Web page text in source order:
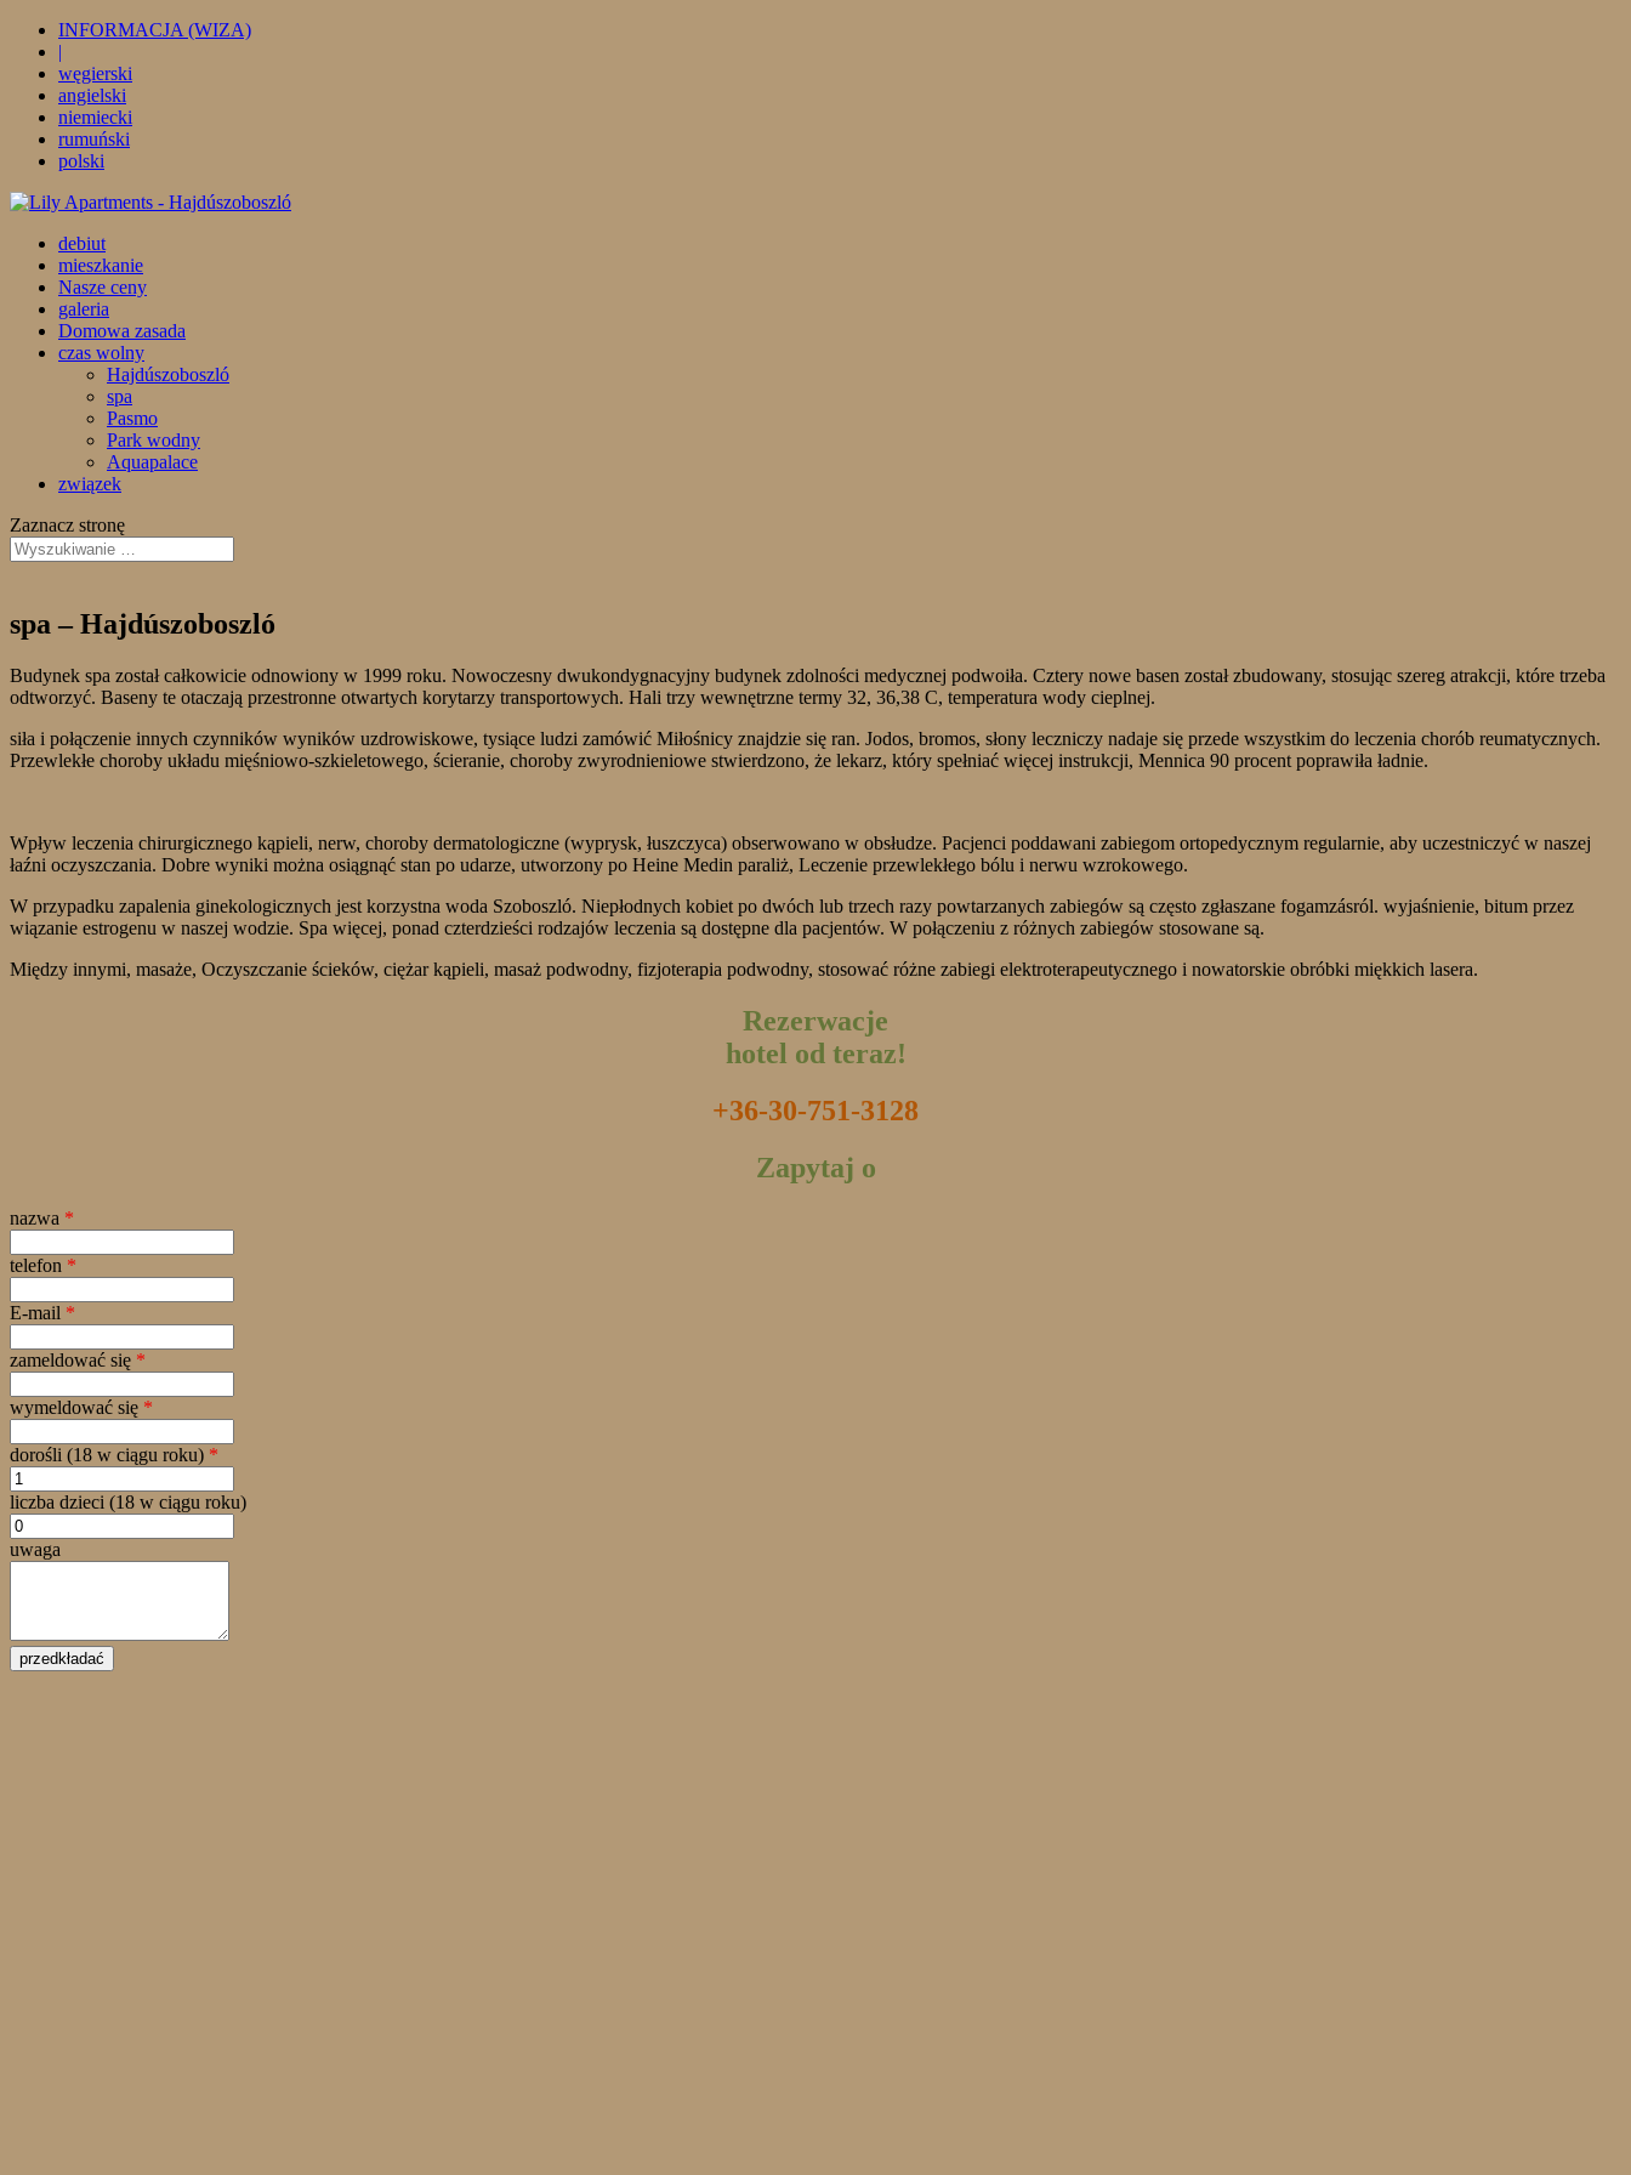
INFORMACJA (WIZA)
|
węgierski
angielski
niemiecki
rumuński
polski
debiut
mieszkanie
Nasze ceny
galeria
Domowa zasada
czas wolny
Hajdúszoboszló
spa
Pasmo
Park wodny
Aquapalace
związek
Zaznacz stronę
spa – Hajdúszoboszló
Budynek spa został całkowicie odnowiony w 1999 roku. Nowoczesny dwukondygnacyjny budynek zdolności medycznej podwoiła. Cztery nowe basen został zbudowany, stosując szereg atrakcji, które trzeba
odtworzyć. Baseny te otaczają przestronne otwartych korytarzy transportowych. Hali trzy wewnętrzne termy 32, 36,38 C, temperatura wody cieplnej.
siła i połączenie innych czynników wyników uzdrowiskowe, tysiące ludzi zamówić Miłośnicy znajdzie się ran. Jodos, bromos, słony leczniczy nadaje się przede wszystkim do leczenia chorób reumatycznych.
Przewlekłe choroby układu mięśniowo-szkieletowego, ścieranie, choroby zwyrodnieniowe stwierdzono, że lekarz, który spełniać więcej instrukcji, Mennica 90 procent poprawiła ładnie.
Wpływ leczenia chirurgicznego kąpieli, nerw, choroby dermatologiczne (wyprysk, łuszczyca) obserwowano w obsłudze. Pacjenci poddawani zabiegom ortopedycznym regularnie, aby uczestniczyć w naszej
łaźni oczyszczania. Dobre wyniki można osiągnąć stan po udarze, utworzony po Heine Medin paraliż, Leczenie przewlekłego bólu i nerwu wzrokowego.
W przypadku zapalenia ginekologicznych jest korzystna woda Szoboszló. Niepłodnych kobiet po dwóch lub trzech razy powtarzanych zabiegów są często zgłaszane fogamzásról. wyjaśnienie, bitum przez
wiązanie estrogenu w naszej wodzie. Spa więcej, ponad czterdzieści rodzajów leczenia są dostępne dla pacjentów. W połączeniu z różnych zabiegów stosowane są.
Między innymi, masaże, Oczyszczanie ścieków, ciężar kąpieli, masaż podwodny, fizjoterapia podwodny, stosować różne zabiegi elektroterapeutycznego i nowatorskie obróbki miękkich lasera.
Rezerwacje
hotel od teraz!
+36-30-751-3128
Zapytaj o
nazwa *
telefon *
E-mail *
zameldować się *
wymeldować się *
dorośli (18 w ciągu roku) *
liczba dzieci (18 w ciągu roku)
uwaga